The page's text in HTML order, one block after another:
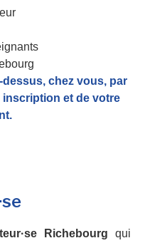
chez vous, par
et de votre
Richebourg qui